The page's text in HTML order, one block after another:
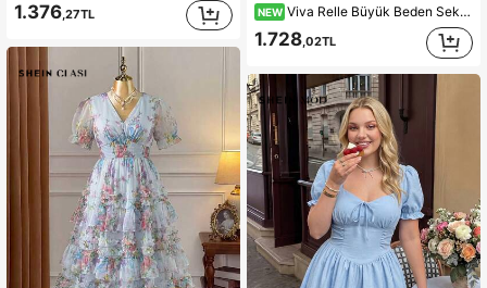
1.376,27TL NEW Viva Relle Büyük Beden Seksi Zarif Omuz Açık Sırt Dekolteli Elbise
1.728,02TL